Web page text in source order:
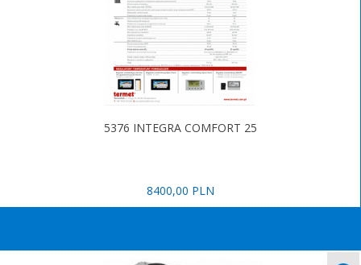
5376 INTEGRA COMFORT 25
8400,00 PLN